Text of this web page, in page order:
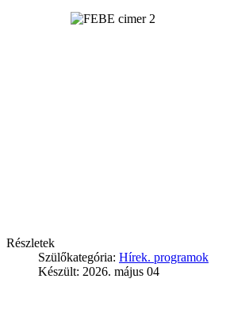
Részletek
Szülőkategória: Hírek. programok
Készült: 2026. május 04